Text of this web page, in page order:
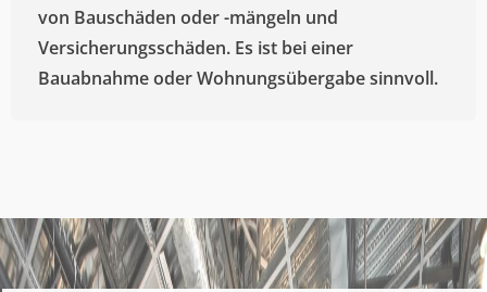
von Bauschäden oder -mängeln und
Versicherungsschäden. Es ist bei einer
Bauabnahme oder Wohnungsübergabe sinnvoll.